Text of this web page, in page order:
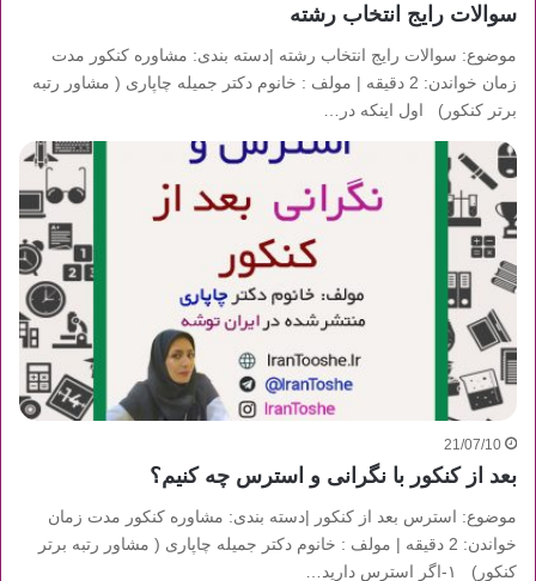
سوالات رایج انتخاب رشته
موضوع: سوالات رایج انتخاب رشته |دسته بندی: مشاوره کنکور مدت
زمان خواندن: 2 دقیقه | مولف : خانوم دکتر جمیله چاپاری ( مشاور رتبه
برتر کنکور) اول اینکه در…
21/07/10
بعد از کنکور با نگرانی و استرس چه کنیم؟
موضوع: استرس بعد از کنکور |دسته بندی: مشاوره کنکور مدت زمان
خواندن: 2 دقیقه | مولف : خانوم دکتر جمیله چاپاری ( مشاور رتبه برتر
کنکور) ۱-اگر استرس دارید…